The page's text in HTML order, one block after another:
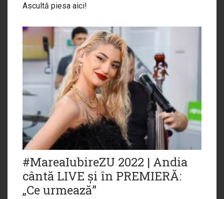
Ascultă piesa aici!
#MareaIubireZU 2022 | Andia
cântă LIVE și în PREMIERĂ:
„Ce urmează”